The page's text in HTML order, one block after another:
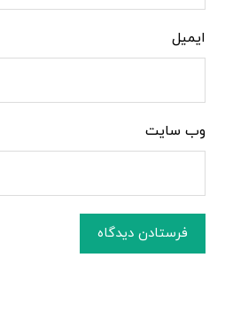
ایمیل
وب‌ سایت
فرستادن دیدگاه